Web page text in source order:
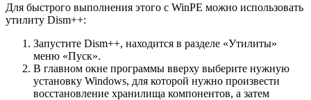
Для быстрого выполнения этого с WinPE можно использовать
утилиту Dism++:
Запустите Dism++, находится в разделе «Утилиты»
меню «Пуск».
В главном окне программы вверху выберите нужную
установку Windows, для которой нужно произвести
восстановление хранилища компонентов, а затем